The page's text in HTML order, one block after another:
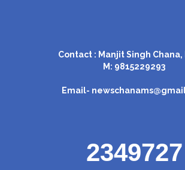
Contact : Manjit Singh
M: 9815229293
Email-
2349727